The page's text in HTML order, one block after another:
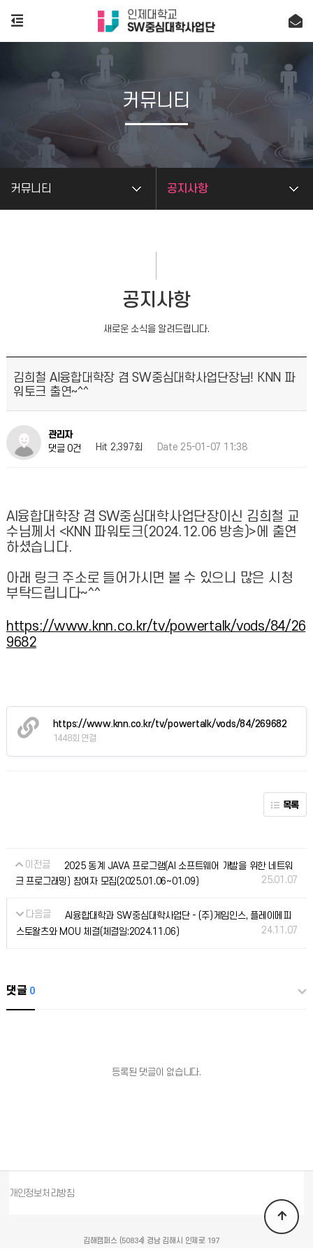
커뮤니티 공지사항
커뮤니티
공지사항
새로운 소식을 알려드립니다.
김희철 AI융합대학장 겸 SW중심대학사업단장님! KNN 파
워토크 출연~^^
관리자
댓글 0건
Hit 2,397회 Date 25-01-07 11:38
AI융합대학장 겸 SW중심대학사업단장이신 김희철 교
수님께서 <KNN 파워토크(2024.12.06 방송)>에 출연
하셨습니다.
아래 링크 주소로 들어가시면 볼 수 있으니 많은 시청
부탁드립니다~^^
https://www.knn.co.kr/tv/powertalk/vods/84/26
9682
https://www.knn.co.kr/tv/powertalk/vods/84/269682
1448회 연결
목록
이전글
2025 동계 JAVA 프로그램(AI 소프트웨어 개발을 위한 네트워
크 프로그래밍) 참여자 모집(2025.01.06~01.09)
25.01.07
다음글
AI융합대학과 SW중심대학사업단 - (주)게임인스, 플레이메피
스토왈츠와 MOU 체결(체결일:2024.11.06)
24.11.07
댓글 0
등록된 댓글이 없습니다.
개인정보처리방침
김해캠퍼스 (50834) 경남 김해시 인제로 197